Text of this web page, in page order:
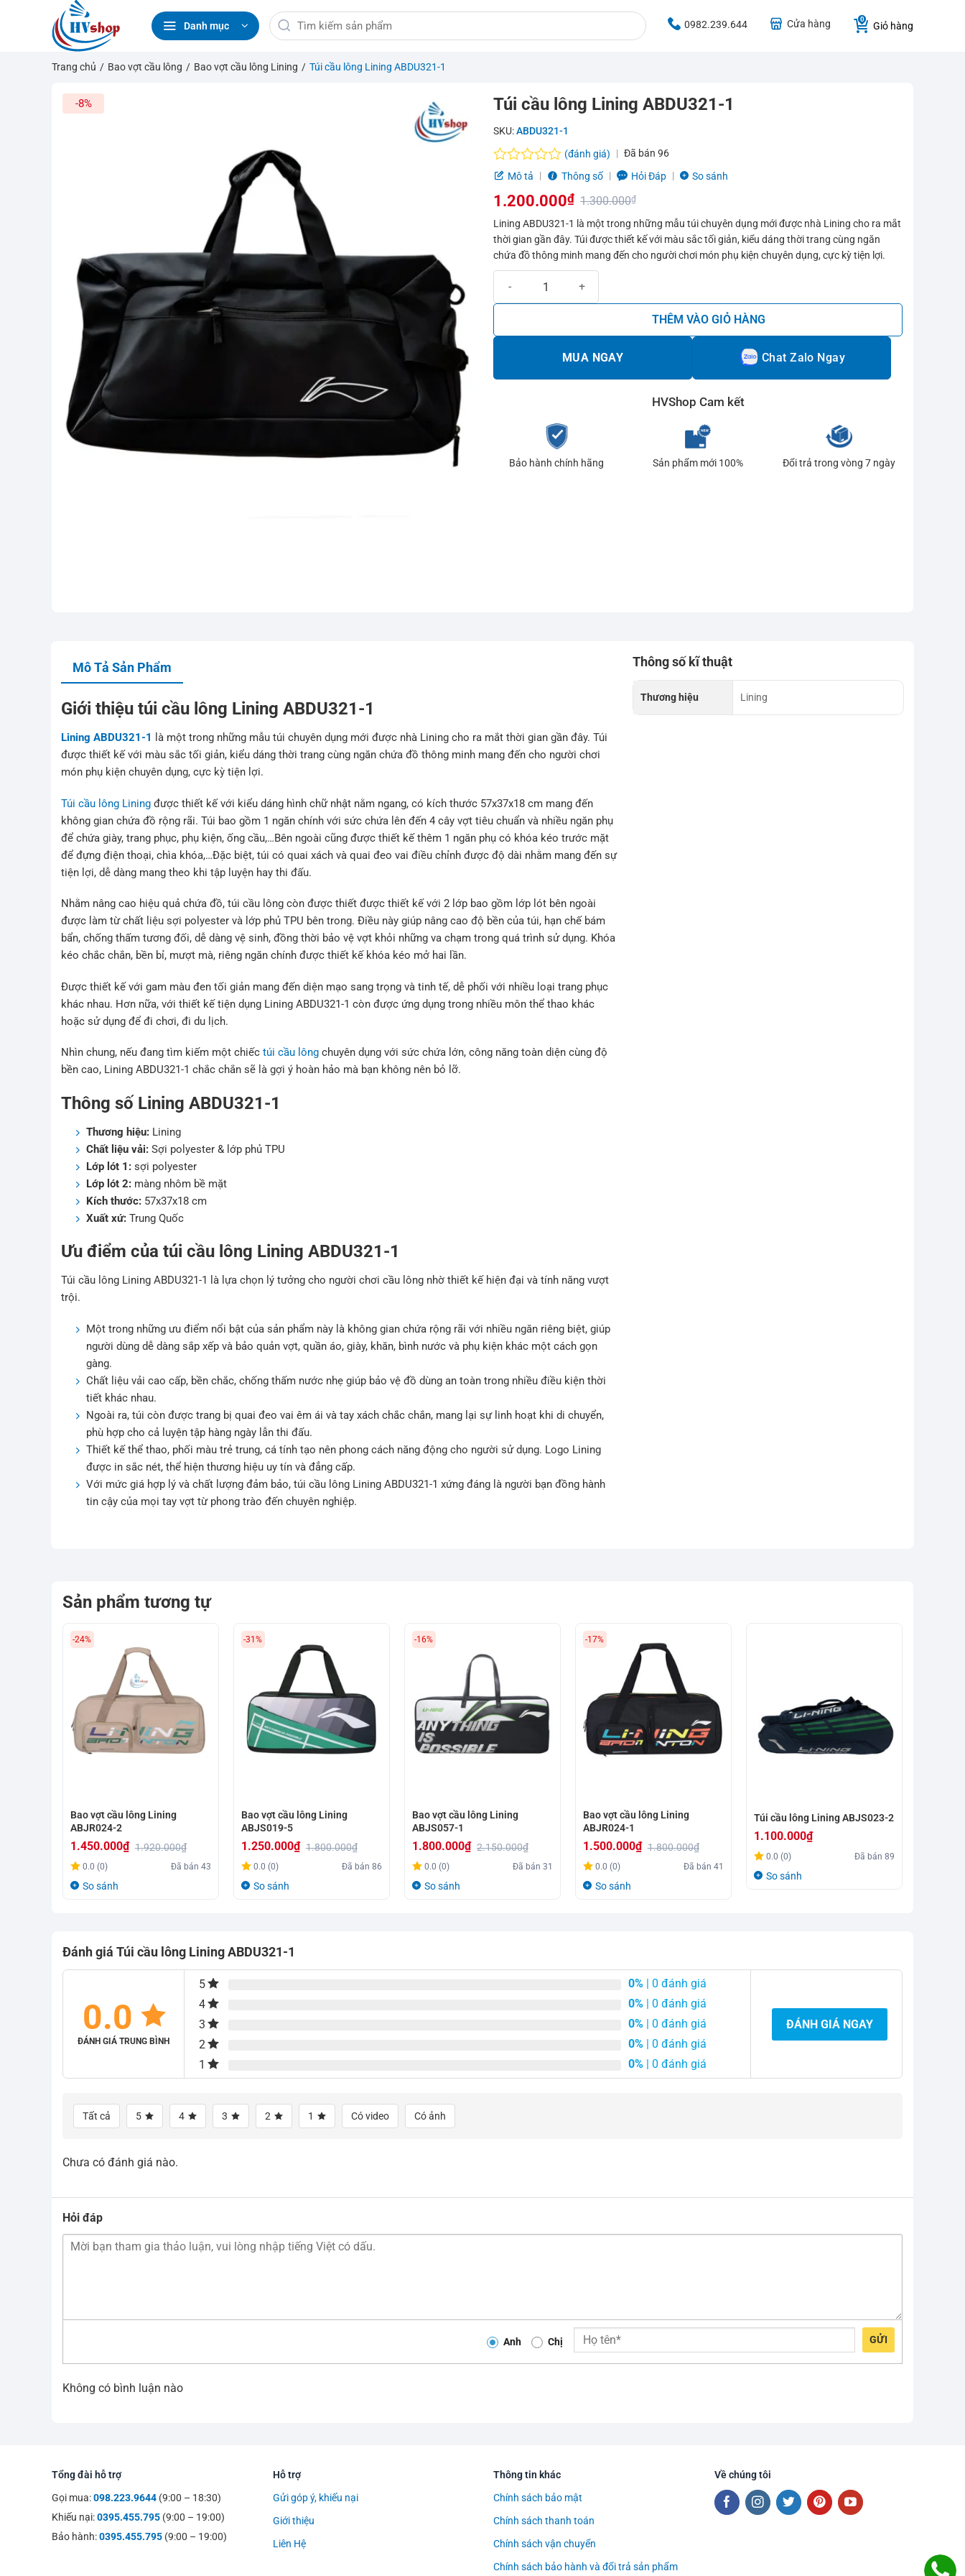
Danh mục
Tìm
kiếm:
0982.239.644 Cửa hàng Giỏ hàng
Trang chủ / Bao vợt cầu lông / Bao vợt cầu lông Lining / Túi cầu lông Lining ABDU321-1
-8% Túi cầu lông Lining ABDU321-1
SKU:ABDU321-1
Được
hạng
5
sao
(đánh giá) Đã bán96
Mô tả
Thông số Hỏi Đáp So sánh
1.300.000₫
Giá
gốc
là:
1.300.000₫.
1.200.000₫
Giá
hiện
tại
là:
Lining ABDU321-1 là một trong những mẫu túi chuyên dụng mới được nhà Lining cho ra mắt
thời gian gần đây. Túi được thiết kế với màu sắc tối giản, kiểu dáng thời trang cùng ngăn
chứa đồ thông minh mang đến cho người chơi món phụ kiện chuyên dụng, cực kỳ tiện lợi.
THÊM VÀO GIỎ HÀNG
MUA NGAY Chat Zalo Ngay
HVShop Cam kết
Bảo hành chính hãng Sản phẩm mới 100% Đổi trả trong vòng 7 ngày
Mô Tả Sản Phẩm
Giới thiệu túi cầu lông Lining ABDU321-1
Lining ABDU321-1
là một trong những mẫu túi chuyên dụng mới được nhà Lining cho ra mắt thời gian gần đây. Túi
được thiết kế với màu sắc tối giản, kiểu dáng thời trang cùng ngăn chứa đồ thông minh mang đến cho người chơi
món phụ kiện chuyên dụng, cực kỳ tiện lợi.
Túi cầu lông Lining được thiết kế với kiểu dáng hình chữ nhật nằm ngang, có kích thước 57x37x18 cm mang đến
không gian chứa đồ rộng rãi. Túi bao gồm 1 ngăn chính với sức chứa lên đến 4 cây vợt tiêu chuẩn và nhiều ngăn phụ
để chứa giày, trang phục, phụ kiện, ống cầu,…Bên ngoài cũng được thiết kế thêm 1 ngăn phụ có khóa kéo trước mặt
để đựng điện thoại, chìa khóa,…Đặc biệt, túi có quai xách và quai đeo vai điều chỉnh được độ dài nhằm mang đến sự
tiện lợi, dễ dàng mang theo khi tập luyện hay thi đấu.
Nhằm nâng cao hiệu quả chứa đồ, túi cầu lông còn được thiết được thiết kế với 2 lớp bao gồm lớp lót bên ngoài
được làm từ chất liệu sợi polyester và lớp phủ TPU bên trong. Điều này giúp nâng cao độ bền của túi, hạn chế bám
bẩn, chống thấm tương đối, dễ dàng vệ sinh, đồng thời bảo vệ vợt khỏi những va chạm trong quá trình sử dụng. Khóa
kéo chắc chắn, bền bỉ, mượt mà, riêng ngăn chính được thiết kế khóa kéo mở hai lần.
Được thiết kế với gam màu đen tối giản mang đến diện mạo sang trọng và tinh tế, dễ phối với nhiều loại trang phục
khác nhau. Hơn nữa, với thiết kế tiện dụng Lining ABDU321-1 còn được ứng dụng trong nhiều môn thể thao khác
hoặc sử dụng để đi chơi, đi du lịch.
Nhìn chung, nếu đang tìm kiếm một chiếctúi cầu lông chuyên dụng với sức chứa lớn, công năng toàn diện cùng độ
bền cao, Lining ABDU321-1 chắc chắn sẽ là gợi ý hoàn hảo mà bạn không nên bỏ lỡ.
Thông số Lining ABDU321-1
Thương hiệu: Lining
Chất liệu vải: Sợi polyester & lớp phủ TPU
Lớp lót 1: sợi polyester
Lớp lót 2: màng nhôm bề mặt
Kích thước: 57x37x18 cm
Xuất xứ: Trung Quốc
Ưu điểm của túi cầu lông Lining ABDU321-1
Túi cầu lông Lining ABDU321-1 là lựa chọn lý tưởng cho người chơi cầu lông nhờ thiết kế hiện đại và tính năng vượt
trội.
Một trong những ưu điểm nổi bật của sản phẩm này là không gian chứa rộng rãi với nhiều ngăn riêng biệt, giúp
người dùng dễ dàng sắp xếp và bảo quản vợt, quần áo, giày, khăn, bình nước và phụ kiện khác một cách gọn
gàng.
Chất liệu vải cao cấp, bền chắc, chống thấm nước nhẹ giúp bảo vệ đồ dùng an toàn trong nhiều điều kiện thời
tiết khác nhau.
Ngoài ra, túi còn được trang bị quai đeo vai êm ái và tay xách chắc chắn, mang lại sự linh hoạt khi di chuyển,
phù hợp cho cả luyện tập hàng ngày lẫn thi đấu.
Thiết kế thể thao, phối màu trẻ trung, cá tính tạo nên phong cách năng động cho người sử dụng. Logo Lining
được in sắc nét, thể hiện thương hiệu uy tín và đẳng cấp.
Với mức giá hợp lý và chất lượng đảm bảo, túi cầu lông Lining ABDU321-1 xứng đáng là người bạn đồng hành
tin cậy của mọi tay vợt từ phong trào đến chuyên nghiệp.
Thông số kĩ thuật
Thương hiệu Lining
Sản phẩm tương tự
-24%
Bao vợt cầu lông Lining
ABJR024-2
1.920.000₫
Giá
gốc
1.450.000₫
Giá
hiện
0.0 (0) Đã bán43
So sánh
-31%
Bao vợt cầu lông Lining
ABJS019-5
1.800.000₫
Giá
gốc
1.250.000₫
Giá
hiện
0.0 (0) Đã bán86
So sánh
-16%
Bao vợt cầu lông Lining
ABJS057-1
2.150.000₫
Giá
gốc
1.800.000₫
Giá
hiện
0.0 (0) Đã bán31
So sánh
-17%
Bao vợt cầu lông Lining
ABJR024-1
1.800.000₫
Giá
gốc
1.500.000₫
Giá
hiện
0.0 (0) Đã bán41
So sánh
Túi cầu lông Lining ABJS023-2
1.100.000₫
0.0 (0) Đã bán89
So sánh
Đánh giá Túi cầu lông Lining ABDU321-1
0.0
ĐÁNH GIÁ TRUNG BÌNH
5 0% | 0 đánh giá
4
0% | 0 đánh giá
3
0% | 0 đánh giá
2
0% | 0 đánh giá
1
0% | 0 đánh giá
ĐÁNH GIÁ NGAY
Tất cả 5 4 3 2 1 Có video Có ảnh
Chưa có đánh giá nào.
Hỏi đáp
Anh Chị GỬI
Không có bình luận nào
Tổng đài hỗ trợ
Gọi mua:098.223.9644 (9:00 – 18:30)
Khiếu nại:0395.455.795 (9:00 – 19:00)
Bảo hành:0395.455.795 (9:00 – 19:00)
Hỗ trợ
Gửi góp ý, khiếu nại
Giới thiệu
Liên Hệ
Thông tin khác
Chính sách bảo mật
Chính sách thanh toán
Chính sách vận chuyển
Chính sách bảo hành và đổi trả sản phẩm
Về chúng tôi